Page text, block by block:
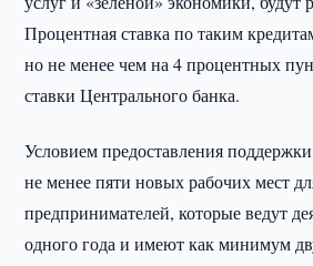
Процентная ставка по таким
но не менее чем на 4 процентных
ставки Центрального банка.
Условием предоставления поддержки
не менее пяти новых рабочих мест
предпринимателей, которые ведут
одного года и имеют как минимум